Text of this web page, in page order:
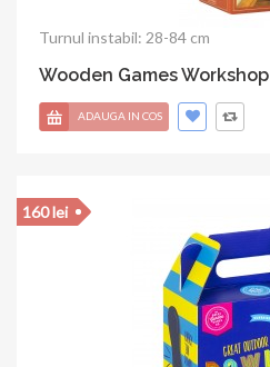
Turnul instabil: 28-84 cm
Wooden Games
ADAUGA IN COS
160 lei